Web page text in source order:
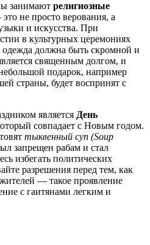
занимают религиозные
не просто верования, а
и искусства. При
в культурных церемониях
одежда должна быть скромной и
священным долгом, и
подарок, например
страны, будет воспринят с
является День
совпадает с Новым годом.
тыквенный суп (Soup
запрещен рабам и стал
избегать политических
разрешения перед тем, как
— такое проявление
с гаитянами легким и